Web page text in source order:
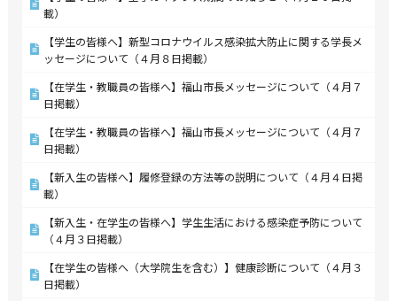
載）
【学生の皆様へ】新型コロナウイルス感染拡大防止に関する学長メ
ッセージについて（４月８日掲載）
【在学生・教職員の皆様へ】福山市長メッセージについて（４月７
日掲載）
【在学生・教職員の皆様へ】福山市長メッセージについて（４月７
日掲載）
【新入生の皆様へ】履修登録の方法等の説明について（４月４日掲
載）
【新入生・在学生の皆様へ】学生生活における感染症予防について
（４月３日掲載）
【在学生の皆様へ（大学院生を含む）】健康診断について（４月３
日掲載）